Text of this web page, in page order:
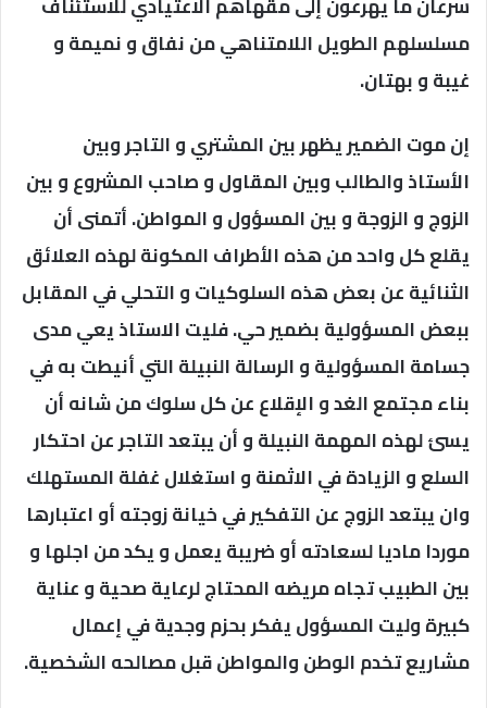
مسلسلهم الطويل اللامتناهي من نفاق و نميمة و
غيبة و بهتان.
إن موت الضمير يظهر بين المشتري و التاجر وبين
الأستاذ والطالب وبين المقاول و صاحب المشروع و بين
الزوج و الزوجة و بين المسؤول و المواطن. أتمنى أن
يقلع كل واحد من هذه الأطراف المكونة لهذه العلائق
الثنائية عن بعض هذه السلوكيات و التحلي في المقابل
ببعض المسؤولية بضمير حي. فليت الاستاذ يعي مدى
جسامة المسؤولية و الرسالة النبيلة التي أنيطت به في
بناء مجتمع الغد و الإقلاع عن كل سلوك من شانه أن
يسئ لهذه المهمة النبيلة و أن يبتعد التاجر عن احتكار
السلع و الزيادة في الاثمنة و استغلال غفلة المستهلك
وان يبتعد الزوج عن التفكير في خيانة زوجته أو اعتبارها
موردا ماديا لسعادته أو ضريبة يعمل و يكد من اجلها و
بين الطبيب تجاه مريضه المحتاج لرعاية صحية و عناية
كبيرة وليت المسؤول يفكر بحزم وجدية في إعمال
مشاريع تخدم الوطن والمواطن قبل مصالحه الشخصية.